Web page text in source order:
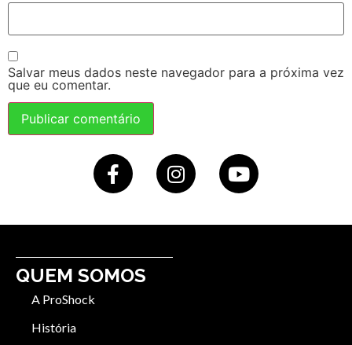
Salvar meus dados neste navegador para a próxima vez
que eu comentar.
QUEM SOMOS
A ProShock
História